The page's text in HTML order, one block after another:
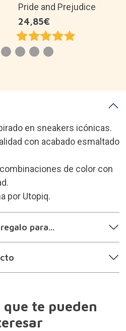
Pride and Prejudice
24,85€
en sneakers icónicas.
con acabado esmaltado
de color con
por Utopiq.
para...
te pueden